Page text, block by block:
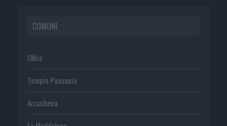
COMUNI
Olbia
Tempio Pausania
Arzachena